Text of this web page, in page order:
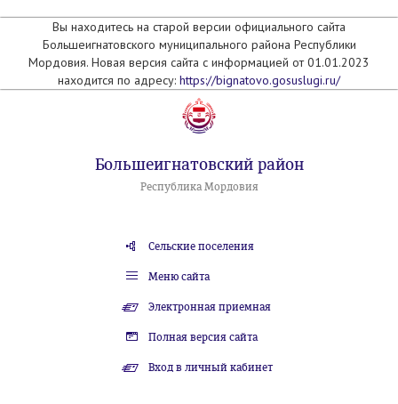
Вы находитесь на старой версии официального сайта
Большеигнатовского муниципального района Республики
Мордовия. Новая версия сайта с информацией от 01.01.2023
находится по адресу: https://bignatovo.gosuslugi.ru/
Большеигнатовский район
Республика Мордовия
Сельские поселения
Меню сайта
Электронная приемная
Полная версия сайта
Вход в личный кабинет